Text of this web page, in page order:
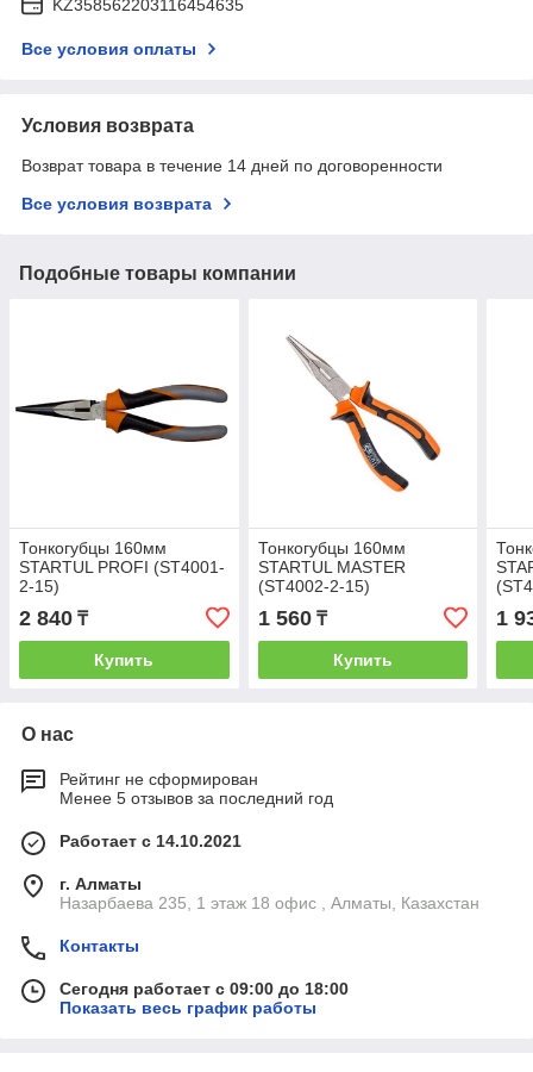
KZ358562203116454635
Все условия оплаты
Условия возврата
Возврат товара в течение 14 дней по договоренности
Все условия возврата
Подобные товары компании
Тонкогубцы 160мм
STARTUL PROFI (ST4001-
2-15)
2 840 ₸
Купить
Тонкогубцы 160мм
STARTUL MASTER
(ST4002-2-15)
1 560₸
Купить
1
О нас
Рейтинг не сформирован
Менее 5 отзывов за последний год
Работает с 14.10.2021
г. Алматы
Назарбаева 235, 1 этаж 18 офис , Алматы, Казахстан
Контакты
Сегодня работает с 09:00 до 18:00
Показать весь график работы